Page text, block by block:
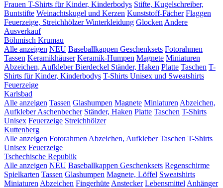
Frauen T-Shirts für Kinder, Kinderbodys Stifte, Kugelschreiber,
Buntstifte Weinachtskugel und Kerzen Kunststoff-Fächer Flaggen
Feuerzeige, StreichhölzerWinterkleidung Glocken Andere
Ausverkauf
Böhmisch Krumau
Alle anzeigen NEU Baseballkappen Geschenksets Fotorahmen
Tassen Keramikhäuser Keramik-Humpen Magnete Miniaturen
Abzeichen, AufkleberBierdeckel Ständer, Haken Platte Taschen T-
Shirts für Kinder, Kinderbodys T-Shirts Unisex und Sweatshirts
Feuerzeige
Karlsbad
Alle anzeigen Tassen Glashumpen Magnete Miniaturen Abzeichen,
AufkleberAschenbecher Ständer, Haken Platte Taschen T-Shirts
Unisex Feuerzeige Streichhölzer
Kuttenberg
Alle anzeigen Fotorahmen Abzeichen, AufkleberTaschen T-Shirts
Unisex Feuerzeige
Tschechische Republik
Alle anzeigen NEU Baseballkappen Geschenksets Regenschirme
Spielkarten Tassen Glashumpen Magnete, Löffel Sweatshirts
Miniaturen Abzeichen Fingerhüte Anstecker Lebensmittel Anhänger